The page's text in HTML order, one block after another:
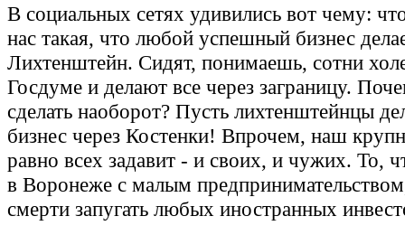
В социальных сетях удивились вот чему:
нас такая, что любой успешный бизнес
Лихтенштейн. Сидят, понимаешь, сотни
Госдуме и делают все через заграницу.
сделать наоборот? Пусть лихтенштейнцы
бизнес через Костенки! Впрочем, наш
равно всех задавит - и своих, и чужих. То,
в Воронеже с малым
смерти запугать любых иностранных